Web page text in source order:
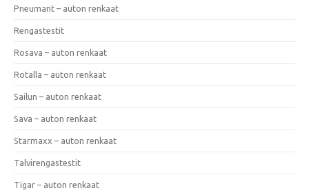
Pneumant – auton renkaat
Rengastestit
Rosava – auton renkaat
Rotalla – auton renkaat
Sailun – auton renkaat
Sava – auton renkaat
Starmaxx – auton renkaat
Talvirengastestit
Tigar – auton renkaat